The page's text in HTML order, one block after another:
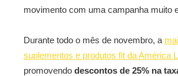
movimento com uma campanha muito
Durante todo o mês de novembro, a
suplementos e produtos fit da América
promovendo descontos de 25% na